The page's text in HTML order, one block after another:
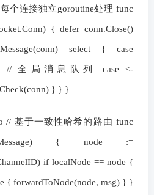
个连接独立goroutine处理 func
{ defer conn.Close()
select { case
// 全局消息队列 case <-
} } }
// 基于一致性哈希的路由 func
Message) { node :=
if localNode == node {
{ forwardToNode(node, msg) } }